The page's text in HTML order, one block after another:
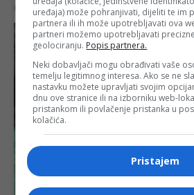
uređaja) može pohranjivati, dijeliti te im
partnera ili ih može upotrebljavati ova
partneri možemo upotrebljavati
geolociranju. Popis partnera.
Neki dobavljači mogu obrađivati vaše
temelju legitimnog interesa. Ako se ne
nastavku možete upravljati svojim
dnu ove stranice ili na izborniku web-
pristankom ili povlačenje pristanka u
kolačića.
Pristajem